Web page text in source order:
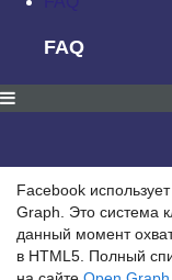
FAQ
на ресурсFacebook
Facebook использует
Graph . Это система
данный момент
в HTML5 . Полный